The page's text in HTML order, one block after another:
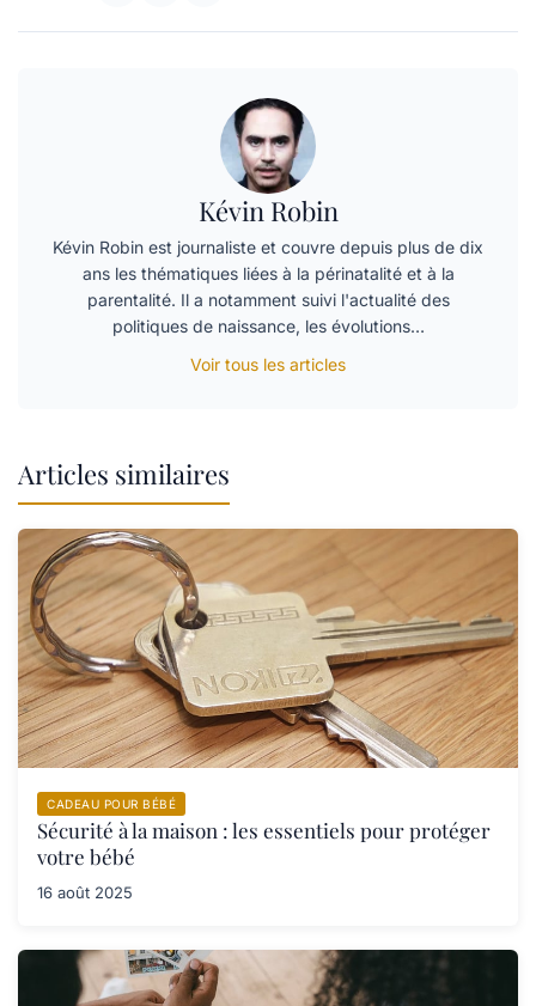
Kévin Robin
Kévin Robin est journaliste et couvre depuis plus de dix
ans les thématiques liées à la périnatalité et à la
parentalité. Il a notamment suivi l'actualité des
politiques de naissance, les évolutions…
Voir tous les articles
Articles similaires
CADEAU POUR BÉBÉ
Sécurité à la maison : les essentiels pour protéger
votre bébé
16 août 2025